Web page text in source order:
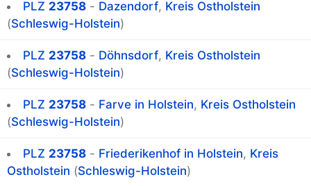
PLZ 23758 - Dazendorf, Kreis Ostholstein
(Schleswig-Holstein)
PLZ 23758 - Döhnsdorf, Kreis Ostholstein
(Schleswig-Holstein)
PLZ 23758 - Farve in Holstein, Kreis Ostholstein
(Schleswig-Holstein)
PLZ 23758 - Friederikenhof in Holstein, Kreis
Ostholstein (Schleswig-Holstein)